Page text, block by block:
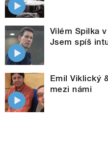
Vilém Spilka
Jsem spíš
Emil Viklický
mezi námi